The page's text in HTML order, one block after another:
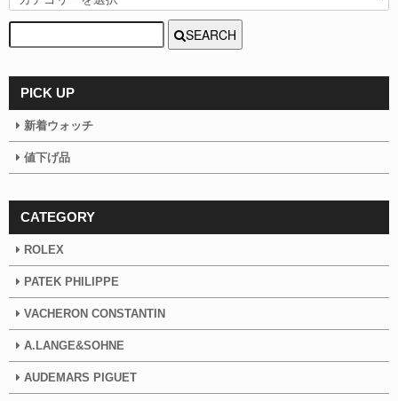
SEARCH
PICK UP
新着ウォッチ
値下げ品
CATEGORY
ROLEX
PATEK PHILIPPE
VACHERON CONSTANTIN
A.LANGE&SOHNE
AUDEMARS PIGUET